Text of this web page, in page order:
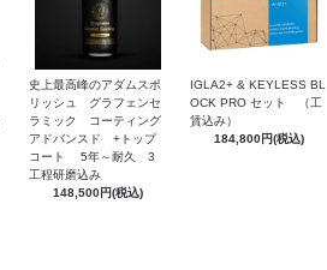
史上最高峰のアダムスポ
リッシュ グラフェンセ
ラミック コーティング
アドバンスド +トップ
コート 5年～耐久 3
工程研磨込み
148,500円(税込)
IGLA2+ & KEYLESS BL
OCK PRO セット （工
賃込み）
184,800円(税込)